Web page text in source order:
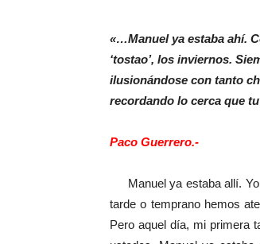
«…Manuel ya estaba ahí.
‘tostao’, los inviernos.
ilusionándose con tanto
recordando lo cerca que
Paco Guerrero.-
Manuel ya estaba allí. Yo
tarde o temprano hemos
Pero aquel día, mi primera